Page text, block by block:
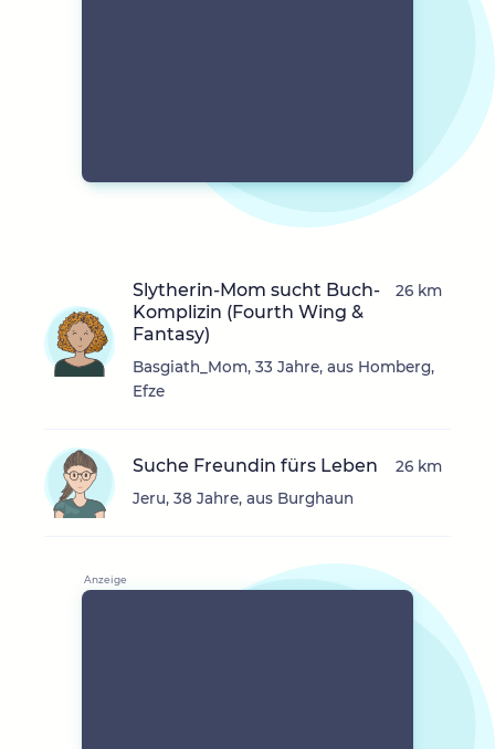
Slytherin-Mom sucht Buch-
Komplizin (Fourth Wing &
Fantasy)
Basgiath_Mom, 33 Jahre, aus Homberg,
Efze
26 km
Suche Freundin fürs Leben
Jeru, 38 Jahre, aus Burghaun
26 km